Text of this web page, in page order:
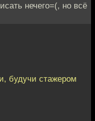
нечего=(, но всё
будучи стажером